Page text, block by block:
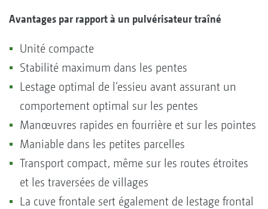
Avantages par rapport à un pulvérisateur traîné
Unité compacte
Stabilité maximum dans les pentes
Lestage optimal de l‘essieu avant assurant un
comportement optimal sur les pentes
Manœuvres rapides en fourrière et sur les pointes
Maniable dans les petites parcelles
Transport compact, même sur les routes étroites
et les traversées de villages
La cuve frontale sert également de lestage frontal